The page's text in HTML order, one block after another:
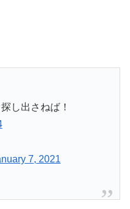
し出さねば！
7, 2021